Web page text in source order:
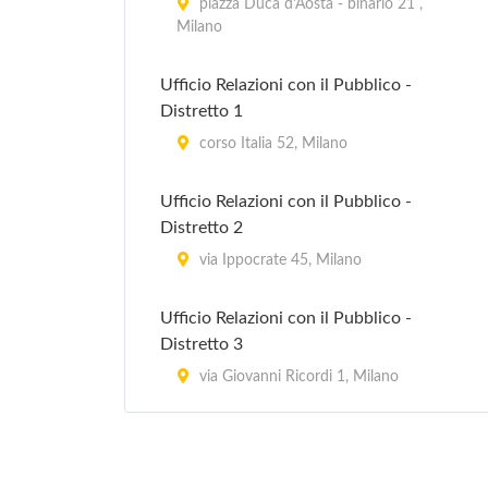
piazza Duca d'Aosta - binario 21 ,
Milano
Ufficio Relazioni con il Pubblico -
Distretto 1
corso Italia 52, Milano
Ufficio Relazioni con il Pubblico -
Distretto 2
via Ippocrate 45, Milano
Ufficio Relazioni con il Pubblico -
Distretto 3
via Giovanni Ricordi 1, Milano